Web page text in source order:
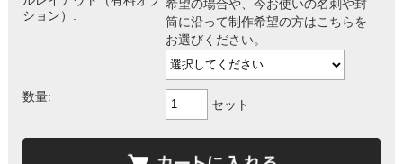
ション）:
希望の場合や、今お使いの名刺や封
筒に沿って制作希望の方はこちらを
お選びください。
数量:
セット